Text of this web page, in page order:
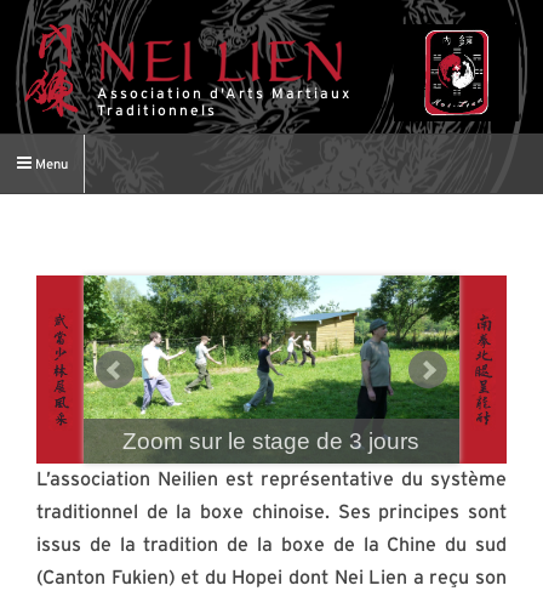
Association d'Arts Martiaux
Traditionnels
Menu
Zoom sur le stage de 3 jours
L’association Neilien est représentative du système
traditionnel de la boxe chinoise. Ses principes sont
issus de la tradition de la boxe de la Chine du sud
(Canton Fukien) et du Hopei dont Nei Lien a reçu son